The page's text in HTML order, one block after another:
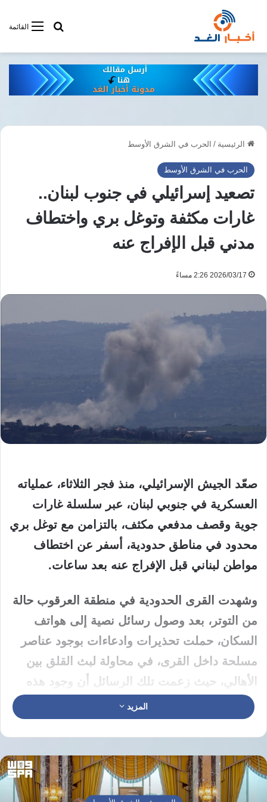
القائمةأبحت فى
الرئيسية / الحرب في الشرق الأوسط
الحرب في الشرق الأوسط
تصعيد إسرائيلي في جنوب لبنان..
غارات مكثفة وتوغل بري واختطاف
مدني قبل الإفراج عنه
2026/03/17 2:26 مساءً
صعّد الجيش الإسرائيلي، منذ فجر الثلاثاء، عملياته
العسكرية في جنوبي لبنان، عبر سلسلة غارات
جوية وقصف مدفعي مكثف، بالتزامن مع توغل بري
محدود في مناطق حدودية، أسفر عن اختطاف
مواطن لبناني قبل الإفراج عنه بعد ساعات.
وشهدت القرى الحدودية في منطقة العرقوب حالة
من التوتر، بعد وصول رسائل نصية إلى هواتف
السكان، حملت تحذيرات وادعاءات بوجود عناصر
مسلحة داخل القرى، في محاولة لبث القلق بين
الأهالي، حيث زعمت تلك الرسائل أن وجود هذه
العناصر قد يعرض المدنيين للخطر، ودعت إلى
إبعادهم.
توغل بري واختطاف مواطن لبناني
في تطور ميداني لافت، توغلت قوة إسرائيلية فجرًا
المزيد